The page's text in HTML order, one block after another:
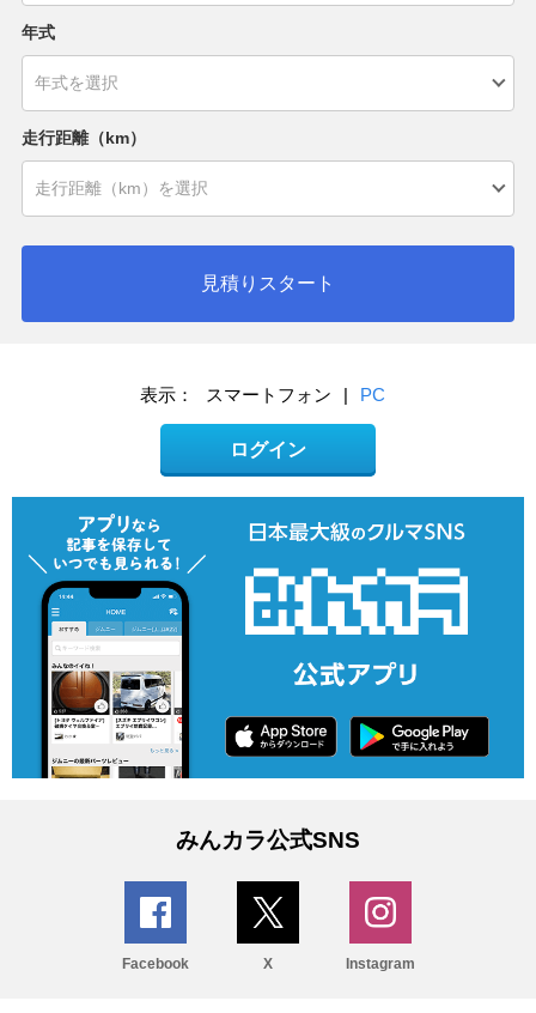
年式
走行距離（km）
見積りスタート
表示： スマートフォン | PC
ログイン
みんカラ公式SNS
Facebook X Instagram